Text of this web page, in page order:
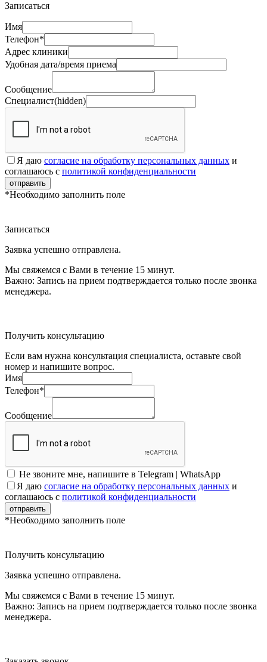
Записаться
Имя
Телефон*
Адрес клиники
Удобная дата/время приема
Сообщение
Специалист(hidden)
Я даю согласие на обработку персональных данных и
соглашаюсь с политикой конфиденциальности
отправить
*Необходимо заполнить поле
Записаться
Заявка успешно отправлена.
Мы свяжемся с Вами в течение 15 минут.
Важно: Запись на прием подтверждается только после звонка
менеджера.
Получить консультацию
Если вам нужна консультация специалиста, оставьте свой
номер и напишите вопрос.
Имя
Телефон*
Сообщение
Не звоните мне, напишите в Telegram | WhatsApp
Я даю согласие на обработку персональных данных и
соглашаюсь с политикой конфиденциальности
отправить
*Необходимо заполнить поле
Получить консультацию
Заявка успешно отправлена.
Мы свяжемся с Вами в течение 15 минут.
Важно: Запись на прием подтверждается только после звонка
менеджера.